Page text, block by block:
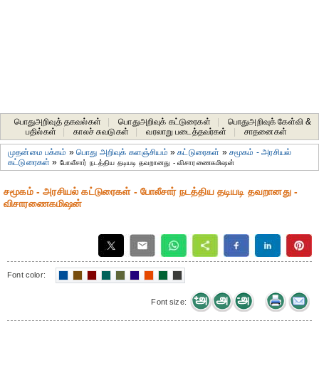
பொதுஅறிவுத் தகவல்கள் பொதுஅறிவுக் கட்டுரைகள்
பொதுஅறிவுக் கேள்வி &
பதில்கள்
காலச் சுவடுகள் வரலாறு படைத்தவர்கள் சாதனைகள்‎
முதன்மை பக்கம் »பொது அறிவுக் களஞ்சியம் »கட்டுரைகள் » சமூகம் - அரசியல்
கட்டுரைகள் » போலீசார் நடத்திய தடியடி தவறானது - விசாரணைகமிஷன்
சமூகம் - அரசியல் கட்டுரைகள் - போலீசார் நடத்திய தடியடி தவறானது -
விசாரணைகமிஷன்
Font color:
Font size: